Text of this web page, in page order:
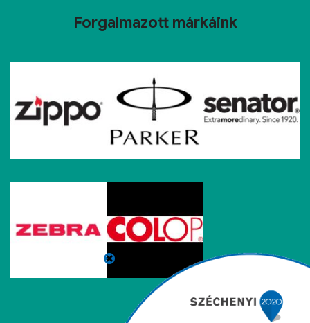
Forgalmazott márkáink